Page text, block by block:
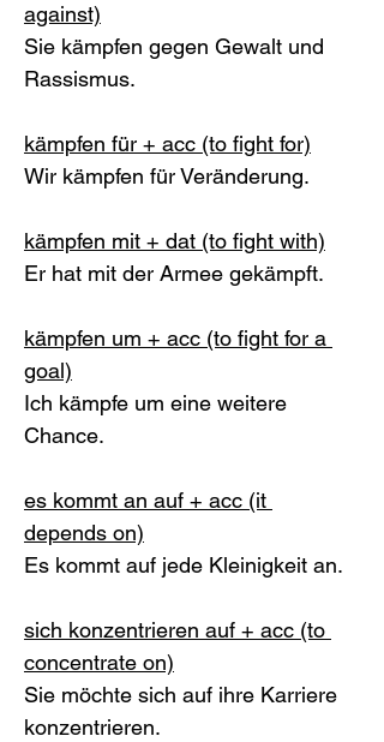
against)
Sie kämpfen gegen Gewalt und
Rassismus.
kämpfen für + acc (to fight for)
Wir kämpfen für Veränderung.
kämpfen mit + dat (to fight with)
Er hat mit der Armee gekämpft.
kämpfen um + acc (to fight for a
goal)
Ich kämpfe um eine weitere
Chance.
es kommt an auf + acc (it
depends on)
Es kommt auf jede Kleinigkeit an.
sich konzentrieren auf + acc (to
concentrate on)
Sie möchte sich auf ihre Karriere
konzentrieren.